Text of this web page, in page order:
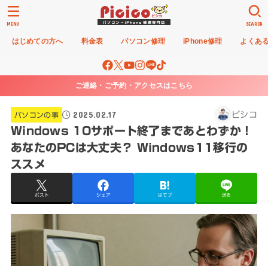
はじめての方へ 料金表 パソコン修理 iPhone修理 よくあ
SEARCH
MENU
ご連絡・ご予約・アクセスはこちら
パソコンの事 2025.02.17 ピシコ
Windows 10サポート終了まであとわずか！
あなたのPCは大丈夫？ Windows11移行の
ススメ
ポスト シェア はてブ 送る